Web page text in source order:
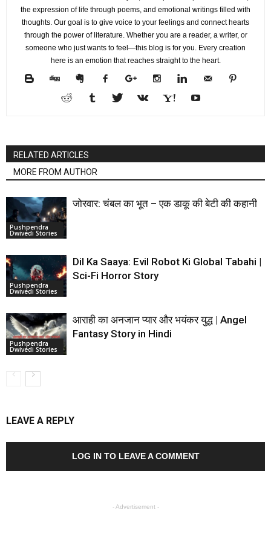
the expression of life through poems, and emotional writings filled with
thoughts. Our goal is to give voice to your feelings and connect hearts
through the power of literature. Whether you are a reader, a writer, or
someone who just wants to feel—this blog is for you. Every creation
here is an emotion that reaches straight to the heart.
RELATED ARTICLES
MORE FROM AUTHOR
Pushpendra
Dwivedi Stories
जोरवार: चंबल का भूत – एक डाकू की बेटी की कहानी
Pushpendra
Dwivedi Stories
Dil Ka Saaya: Evil Robot Ki Global Tabahi |
Sci-Fi Horror Story
Pushpendra
Dwivedi Stories
आराही का अनजान प्यार और भयंकर युद्ध | Angel
Fantasy Story in Hindi
LEAVE A REPLY
LOG IN TO LEAVE A COMMENT
- Advertisement -